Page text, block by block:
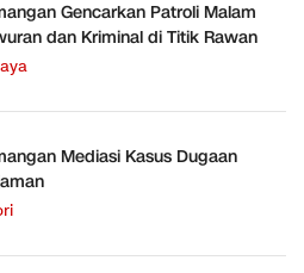
Gencarkan Patroli Malam
dan Kriminal di Titik Rawan
Mediasi Kasus Dugaan